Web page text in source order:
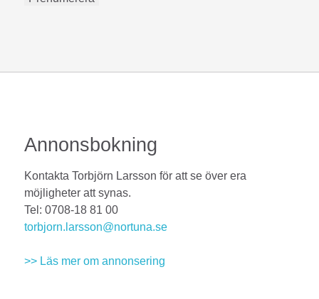
Annonsbokning
Kontakta Torbjörn Larsson för att se över era
möjligheter att synas.
Tel: 0708-18 81 00
torbjorn.larsson@nortuna.se
>> Läs mer om annonsering